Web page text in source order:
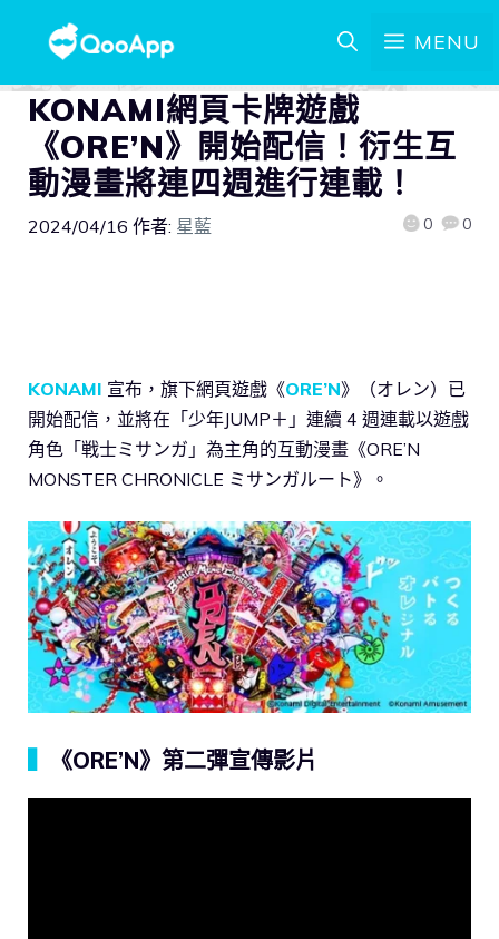
MENU
KONAMI網頁卡牌遊戲
《ORE’N》開始配信！衍生互
動漫畫將連四週進行連載！
2024/04/16 作者: 星藍 0 0
KONAMI 宣布，旗下網頁遊戲《ORE’N》（オレン）已
開始配信，並將在「少年JUMP＋」連續 4 週連載以遊戲
角色「戦士ミサンガ」為主角的互動漫畫《ORE’N
MONSTER CHRONICLE ミサンガルート》。
《ORE’N》第二彈宣傳影片